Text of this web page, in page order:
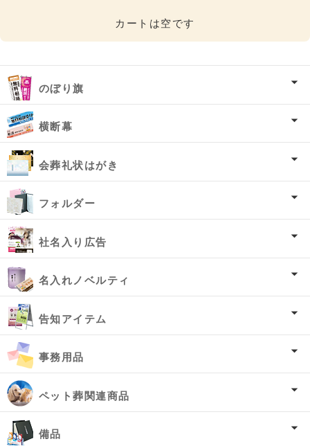
カートは空です
のぼり旗
横断幕
会葬礼状はがき
フォルダー
社名入り広告
名入れノベルティ
告知アイテム
事務用品
ペット葬関連商品
備品